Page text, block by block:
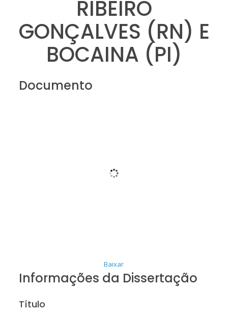
RIBEIRO
GONÇALVES (RN) E
BOCAINA (PI)
Documento
Baixar
Informações da Dissertação
Título